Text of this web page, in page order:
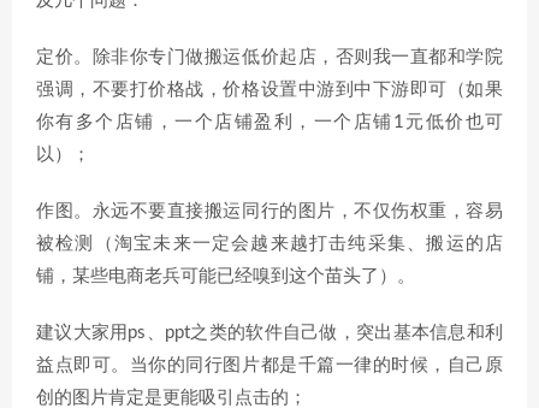
定价。除非你专门做搬运低价起店，否则我一直都和学院
强调，不要打价格战，价格设置中游到中下游即可（如果
你有多个店铺，一个店铺盈利，一个店铺1元低价也可
以）；
作图。永远不要直接搬运同行的图片，不仅伤权重，容易
被检测（淘宝未来一定会越来越打击纯采集、搬运的店
铺，某些电商老兵可能已经嗅到这个苗头了）。
建议大家用ps、ppt之类的软件自己做，突出基本信息和利
益点即可。当你的同行图片都是千篇一律的时候，自己原
创的图片肯定是更能吸引点击的；